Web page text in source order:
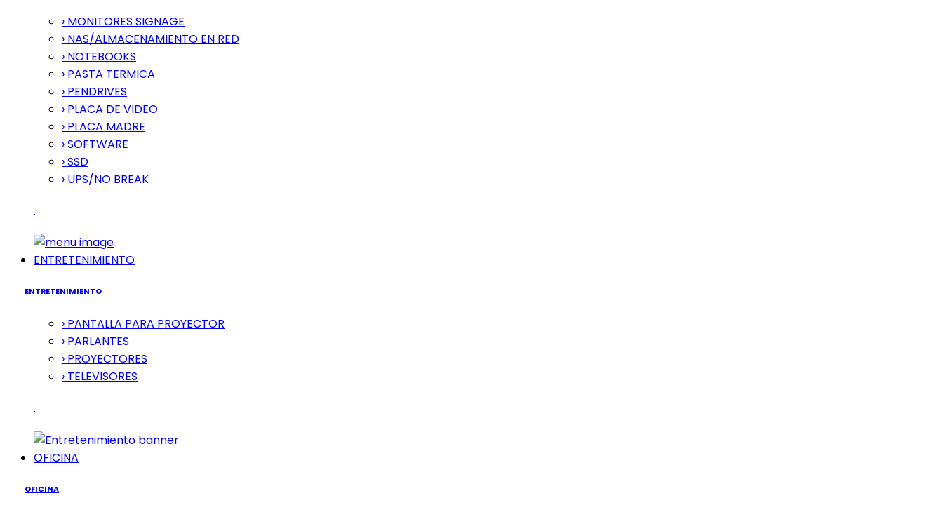
› MONITORES SIGNAGE
› NAS/ALMACENAMIENTO EN RED
› NOTEBOOKS
› PASTA TERMICA
› PENDRIVES
› PLACA DE VIDEO
› PLACA MADRE
› SOFTWARE
› SSD
› UPS/NO BREAK
ENTRETENIMIENTO
ENTRETENIMIENTO
› PANTALLA PARA PROYECTOR
› PARLANTES
› PROYECTORES
› TELEVISORES
OFICINA
OFICINA